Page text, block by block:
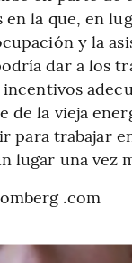
en la que, en
y la
dar a los
de la vieja
para trabajar
lugar una vez
.com